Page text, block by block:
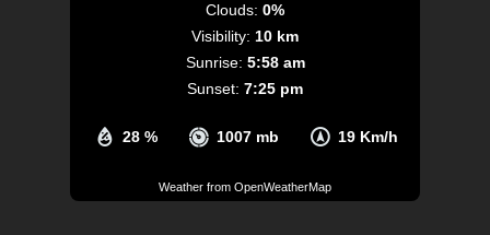
28 % 1007 mb 19 Km/h
Clouds: 0%
Visibility: 10 km
Sunrise: 5:58 am
Sunset: 7:25 pm
Weather from OpenWeatherMap